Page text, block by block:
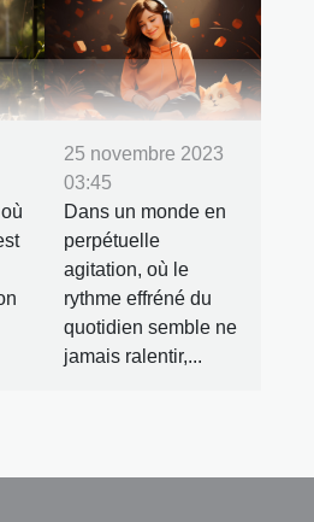
25 novembre 2023
03:45
Dans un monde en
perpétuelle
agitation, où le
rythme effréné du
quotidien semble ne
jamais ralentir,...